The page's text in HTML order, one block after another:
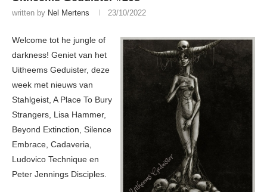
written by Nel Mertens 23/10/2022
Welcome tot he jungle of
darkness! Geniet van het
Uitheems Geduister, deze
week met nieuws van
Stahlgeist, A Place To Bury
Strangers, Lisa Hammer,
Beyond Extinction, Silence
Embrace, Cadaveria,
Ludovico Technique en
Peter Jennings Disciples.